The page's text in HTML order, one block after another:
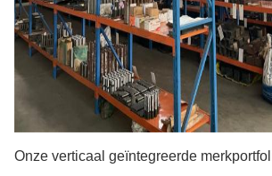
Onze verticaal geïntegreerde